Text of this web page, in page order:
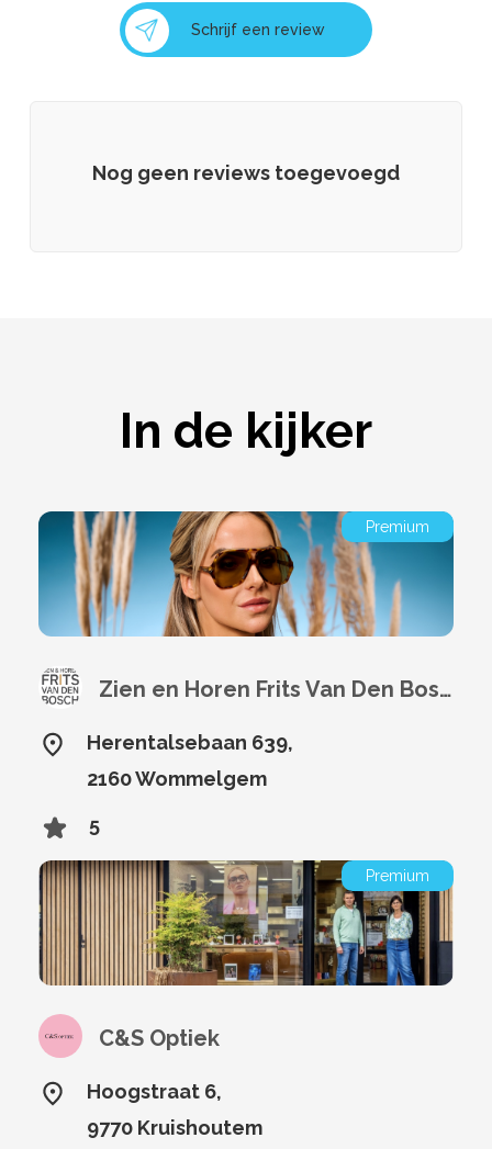
Schrijf een review
Nog geen reviews toegevoegd
In de kijker
Premium
Zien en Horen Frits Van Den Bosch
Herentalsebaan 639,
2160 Wommelgem
5
Premium
C&S Optiek
Hoogstraat 6,
9770 Kruishoutem